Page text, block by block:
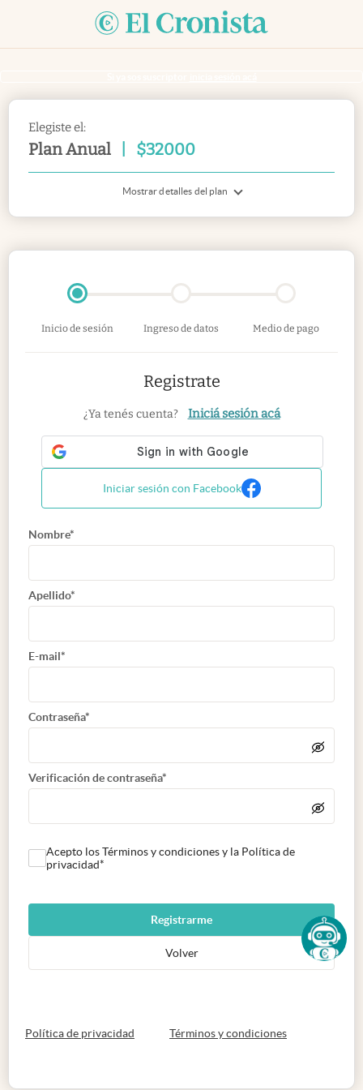
Elegiste el:
Plan Anual $32000
Mostrar detalles del plan
Inicio de sesión Ingreso de datos Medio de pago
Registrate
¿Ya tenés cuenta? Iniciá sesión acá
Iniciar sesión con Facebook
Nombre*
Apellido*
E-mail*
Contraseña*
Verificación de contraseña*
Acepto los Términos y condiciones y la Política de
privacidad*
Registrarme
Volver
Política de privacidad abre en nueva pestaña
Términos y condicionesabre en nueva